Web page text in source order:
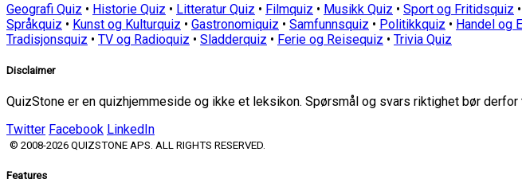
Geografi Quiz • Historie Quiz • Litteratur Quiz • Filmquiz • Musikk Quiz • Sport og Fritidsquiz •
Språkquiz • Kunst og Kulturquiz • Gastronomiquiz • Samfunnsquiz • Politikkquiz • Handel og
Tradisjonsquiz • TV og Radioquiz • Sladderquiz • Ferie og Reisequiz • Trivia Quiz
Disclaimer
QuizStone er en quizhjemmeside og ikke et leksikon. Spørsmål og svars riktighet bør
Twitter Facebook LinkedIn
© 2008-2026 QUIZSTONE APS. ALL RIGHTS RESERVED.
Features